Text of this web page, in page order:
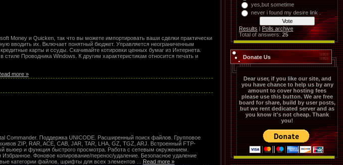
Money и Quicken, так что вы можете импортировать ваши сделки практически
вводить их. Включает понятный бюджет. Управляется неограниченным
карты и ссуды. Скачивайте котировки ценных бумаг из Интернета.
Проводника Windows. К другим характеристикам относится печать и
more »
Commander. Поддержка UNICODE. Расширенный поиск файлов. Групповое
ZIP, RAR, ACE, CAB, JAR, TAR, LHA, GZ, TGZ, ARJ. Встроенный FTP-
вьюер и функция быстрого просмотра. Работа с сетевым окружением.
Фоновое копирование/перенос/удаление. Безопасное удаление
категории файлов, шрифты для всех элементов
Read more »
yes,but sometime
never i found my desire link .
Results | Polls archive
Total of answers: 25
Donate Us
Dear user, if you like our site, and
you have chance to help us by any
amount to cover hosting fees
please use this button. We are free
board for share, build by user posts,
but we rent dedicated server and as
you know it's not cheap. Thank
you!